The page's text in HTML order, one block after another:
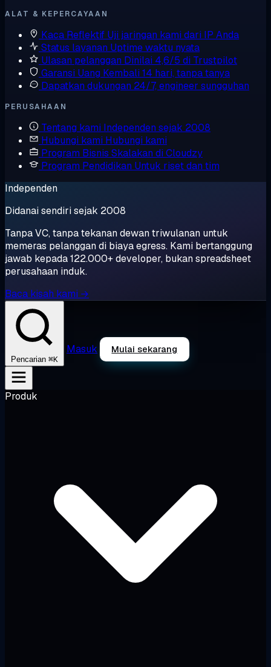
ALAT & KEPERCAYAAN
Kaca Reflektif Uji jaringan kami dari IP Anda
Status layanan Uptime waktu nyata
Ulasan pelanggan Dinilai 4,6/5 di Trustpilot
Garansi Uang Kembali 14 hari, tanpa tanya
Dapatkan dukungan 24/7, engineer sungguhan
PERUSAHAAN
Tentang kami Independen sejak 2008
Hubungi kami Hubungi kami
Program Bisnis Skalakan di Cloudzy
Program Pendidikan Untuk riset dan tim
Independen
Didanai sendiri sejak 2008
Tanpa VC, tanpa tekanan dewan triwulanan untuk
memeras pelanggan di biaya egress. Kami bertanggung
jawab kepada 122.000+ developer, bukan spreadsheet
perusahaan induk.
Baca kisah kami →
Pencarian ⌘K
Masuk Mulai sekarang
Produk